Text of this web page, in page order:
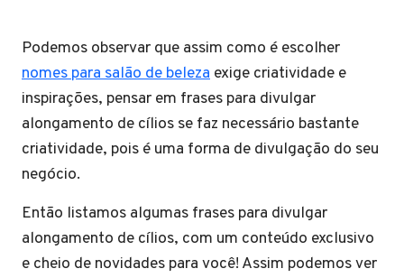
Podemos observar que assim como é escolher
nomes para salão de beleza exige criatividade e
inspirações, pensar em frases para divulgar
alongamento de cílios se faz necessário bastante
criatividade, pois é uma forma de divulgação do seu
negócio.
Então listamos algumas frases para divulgar
alongamento de cílios, com um conteúdo exclusivo
e cheio de novidades para você! Assim podemos ver